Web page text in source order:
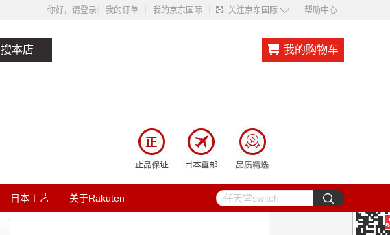
你好，请登录 我的订单 我的京东国际 关注京东国际 ◇ 帮助中心
搜本店 我的购物车
日本工艺 关于Rakuten